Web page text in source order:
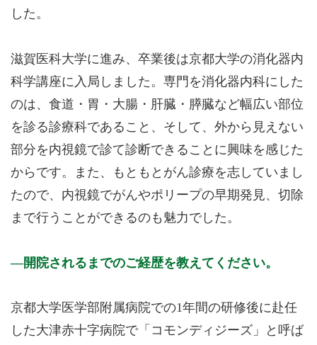
した。
滋賀医科大学に進み、卒業後は京都大学の消化器内
科学講座に入局しました。専門を消化器内科にした
のは、食道・胃・大腸・肝臓・膵臓など幅広い部位
を診る診療科であること、そして、外から見えない
部分を内視鏡で診て診断できることに興味を感じた
からです。また、もともとがん診療を志していまし
たので、内視鏡でがんやポリープの早期発見、切除
まで行うことができるのも魅力でした。
開院されるまでのご経歴を教えてください。
京都大学医学部附属病院での1年間の研修後に赴任
した大津赤十字病院で「コモンディジーズ」と呼ば